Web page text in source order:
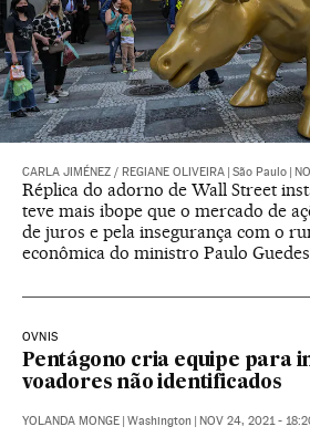
CARLA JIMÉNEZ / REGIANE OLIVEIRA São Paulo
Réplica do adorno de Wall Street
teve mais ibope que o mercado de
de juros e pela insegurança com o
econômica do ministro Paulo Guedes
OVNIS
Pentágono cria equipe para
voadores não identificados
YOLANDA MONGE Washington NOV 24, 2021 -